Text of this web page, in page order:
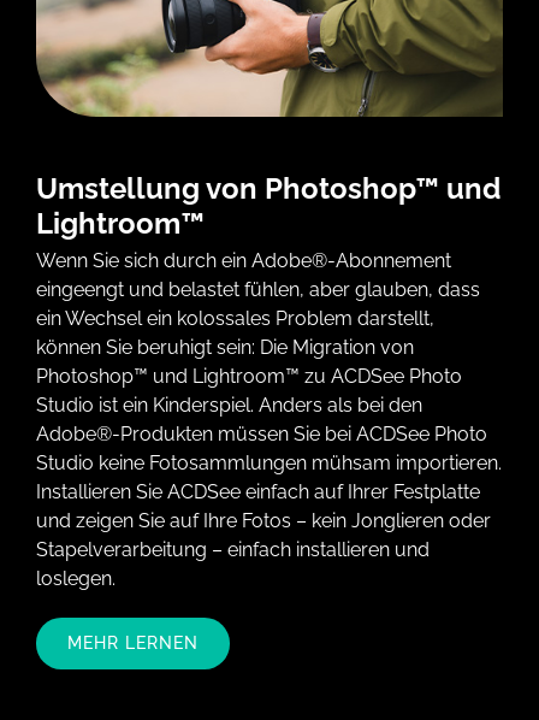
Umstellung von Photoshop™ und
Lightroom™
Wenn Sie sich durch ein Adobe®-Abonnement
eingeengt und belastet fühlen, aber glauben, dass
ein Wechsel ein kolossales Problem darstellt,
können Sie beruhigt sein: Die Migration von
Photoshop™ und Lightroom™ zu ACDSee Photo
Studio ist ein Kinderspiel. Anders als bei den
Adobe®-Produkten müssen Sie bei ACDSee Photo
Studio keine Fotosammlungen mühsam importieren.
Installieren Sie ACDSee einfach auf Ihrer Festplatte
und zeigen Sie auf Ihre Fotos – kein Jonglieren oder
Stapelverarbeitung – einfach installieren und
loslegen.
MEHR LERNEN